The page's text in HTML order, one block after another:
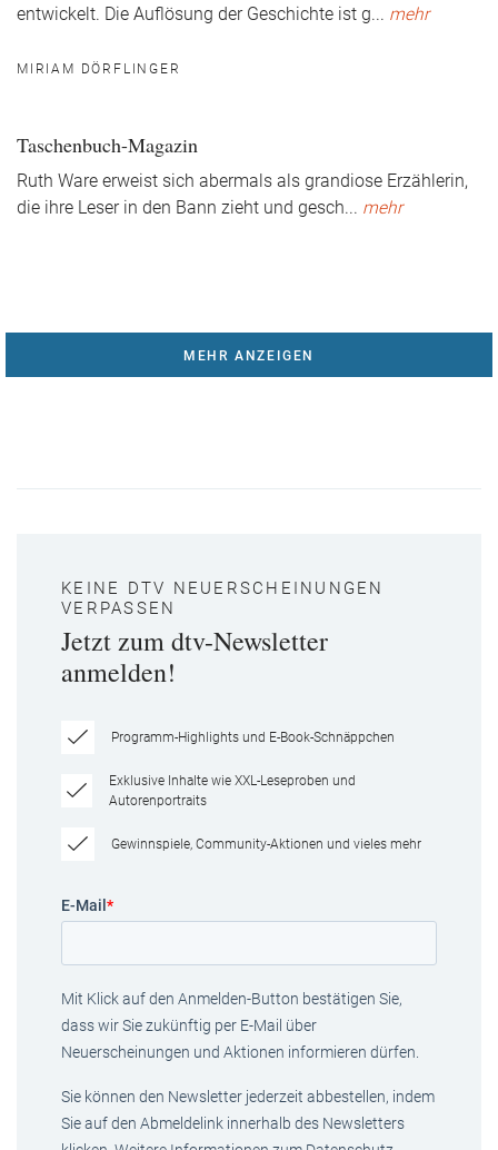
entwickelt. Die Auflösung der Geschichte ist g... mehr
MIRIAM DÖRFLINGER
Taschenbuch-Magazin
Ruth Ware erweist sich abermals als grandiose Erzählerin,
die ihre Leser in den Bann zieht und gesch... mehr
MEHR ANZEIGEN
KEINE DTV NEUERSCHEINUNGEN
VERPASSEN
Jetzt zum dtv-Newsletter
anmelden!
Programm-Highlights und E-Book-Schnäppchen
Exklusive Inhalte wie XXL-Leseproben und
Autorenportraits
Gewinnspiele, Community-Aktionen und vieles mehr
E-Mail *
Mit Klick auf den Anmelden-Button bestätigen Sie,
dass wir Sie zukünftig per E-Mail über
Neuerscheinungen und Aktionen informieren dürfen.
Sie können den Newsletter jederzeit abbestellen, indem
Sie auf den Abmeldelink innerhalb des Newsletters